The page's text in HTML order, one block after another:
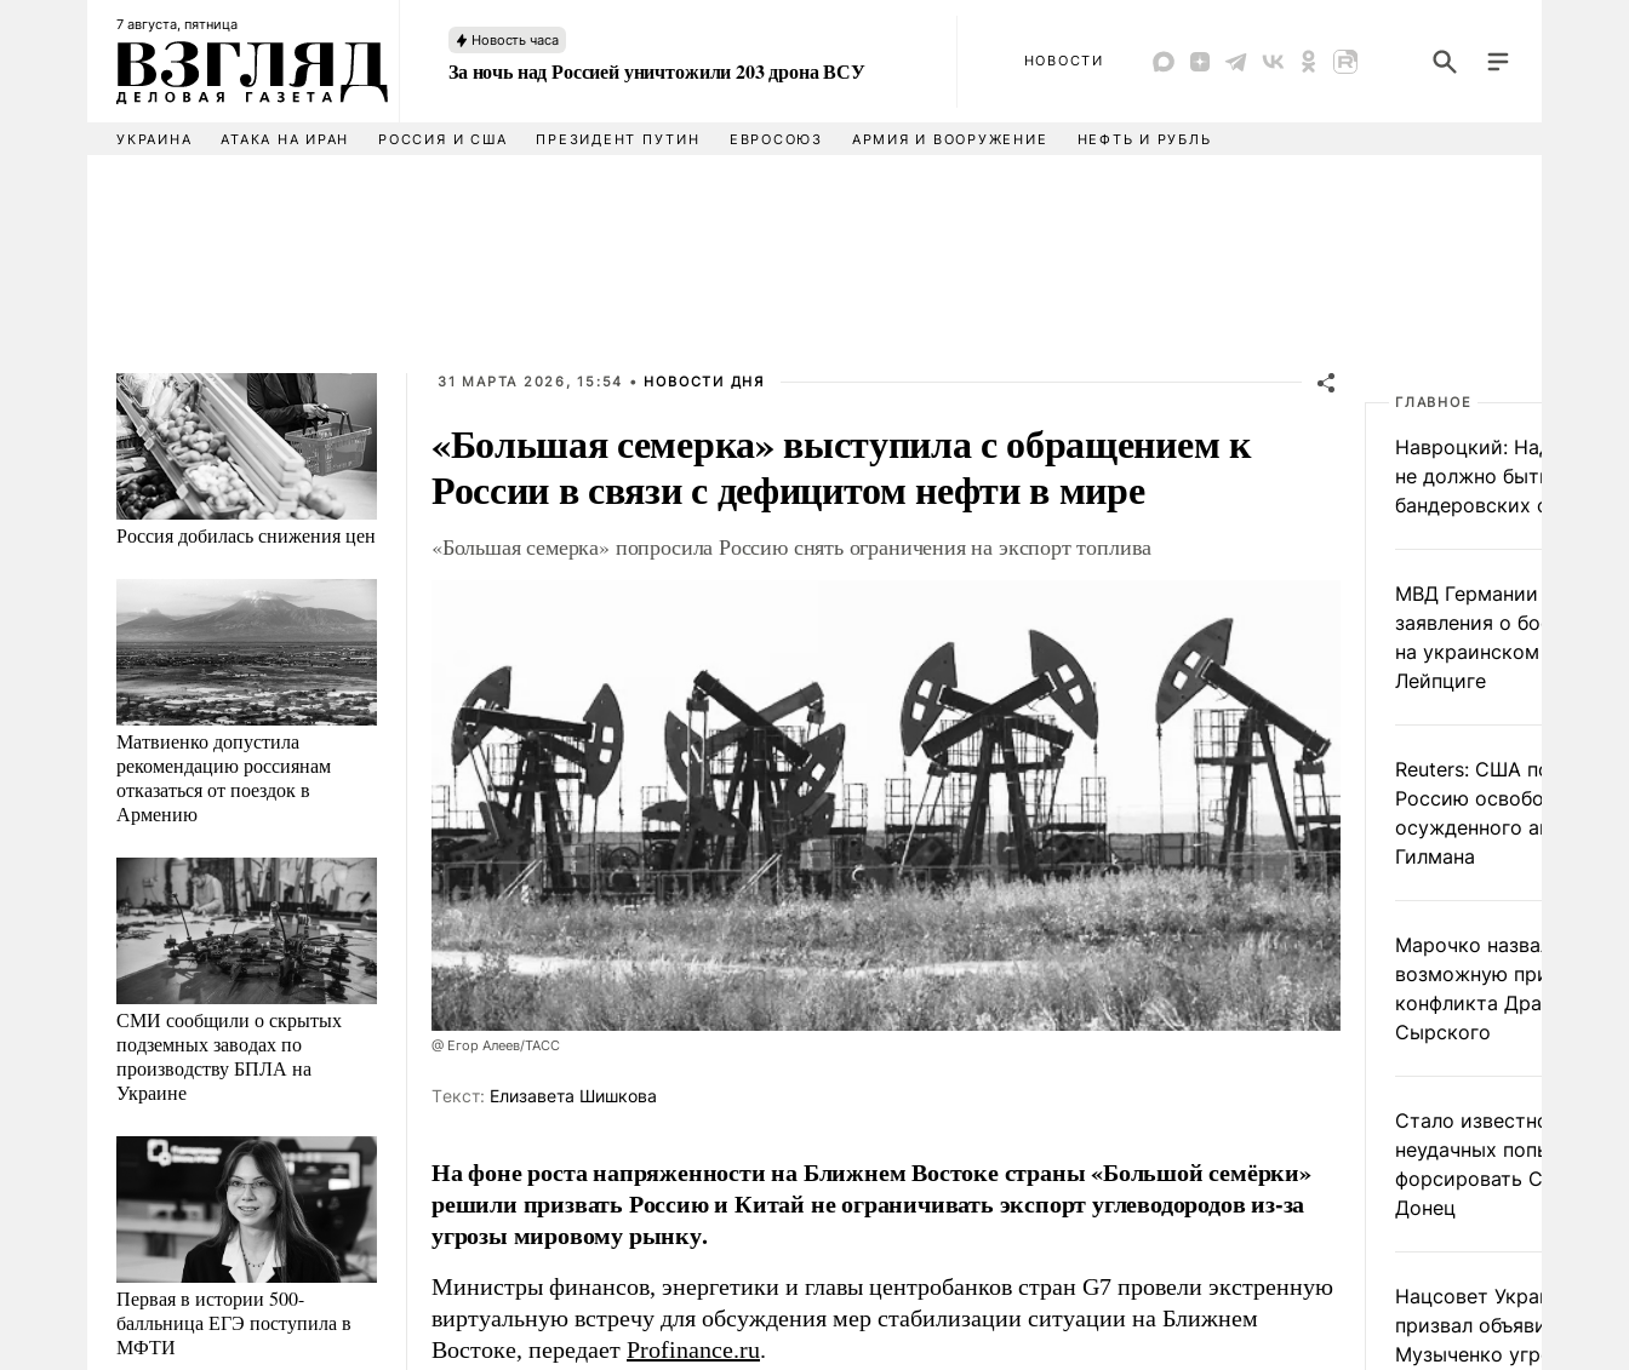
7 августа, пятница
Новость часа
За ночь над Россией уничтожили 203 дрона ВСУ НОВОСТИ
УКРАИНА АТАКА НА ИРАН РОССИЯ И США ПРЕЗИДЕНТ ПУТИН ЕВРОСОЮЗ АРМИЯ И ВООРУЖЕНИЕ НЕФТЬ И РУБЛЬ
Россия добилась снижения цен
Матвиенко допустила
рекомендацию россиянам
отказаться от поездок в
Армению
СМИ сообщили о скрытых
подземных заводах по
производству БПЛА на
Украине
Первая в истории 500-
балльница ЕГЭ поступила в
МФТИ
31 МАРТА 2026, 15:54 • НОВОСТИ ДНЯ
«Большая семерка» выступила с обращением к
России в связи с дефицитом нефти в мире
«Большая семерка» попросила Россию снять ограничения на экспорт топлива
@ Егор Алеев/ТАСС
Tекст: Елизавета Шишкова
На фоне роста напряженности на Ближнем Востоке страны «Большой семёрки»
решили призвать Россию и Китай не ограничивать экспорт углеводородов из-за
угрозы мировому рынку.
Министры финансов, энергетики и главы центробанков стран G7 провели экстренную
виртуальную встречу для обсуждения мер стабилизации ситуации на Ближнем
Востоке, передает Profinance.ru.
ГЛАВНОЕ
Навроцкий: Над
не должно быть
бандеровских флагов
МВД Германии отвергло
заявления о
на украинском
Лейпциге
Reuters: США
Россию освободить
осужденного
Гилмана
Марочко назвал
возможную причину
конфликта Драпатого и
Сырского
Стало известно о
неудачных попытках
форсировать
Донец
Нацсовет Украины по
призвал объявить
Музыченко угрозой